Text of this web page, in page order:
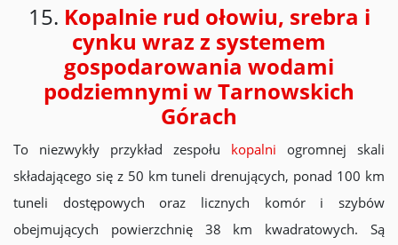
15. Kopalnie rud ołowiu, srebra i
cynku wraz z systemem
gospodarowania wodami
podziemnymi w Tarnowskich
Górach
To niezwykły przykład zespołu kopalni ogromnej skali
składającego się z 50 km tuneli drenujących, ponad 100 km
tuneli dostępowych oraz licznych komór i szybów
obejmujących powierzchnię 38 km kwadratowych. Są